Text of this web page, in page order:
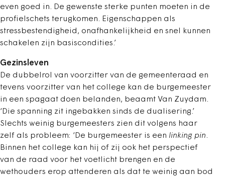
even goed in. De gewenste sterke punten moeten in de
profielschets terugkomen. Eigenschappen als
stressbestendigheid, onafhankelijkheid en snel kunnen
schakelen zijn basiscondities.’
Gezinsleven
De dubbelrol van voorzitter van de gemeenteraad en
tevens voorzitter van het college kan de burgemeester
in een spagaat doen belanden, beaamt Van Zuydam.
‘Die spanning zit ingebakken sinds de dualisering.’
Slechts weinig burgemeesters zien dit volgens haar
zelf als probleem: ‘De burgemeester is een linking pin.
Binnen het college kan hij of zij ook het perspectief
van de raad voor het voetlicht brengen en de
wethouders erop attenderen als dat te weinig aan bod